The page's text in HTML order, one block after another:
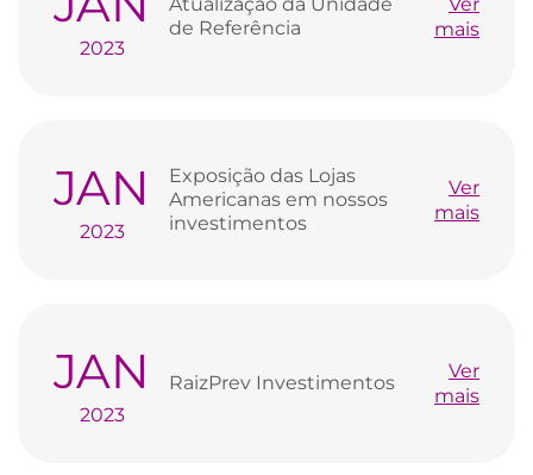
2023
de Referência
mais
JAN
2023
Exposição das Lojas
Americanas em nossos
investimentos
Ver
mais
JAN
2023
RaizPrev Investimentos
Ver
mais